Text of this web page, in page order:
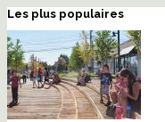
Les plus populaires